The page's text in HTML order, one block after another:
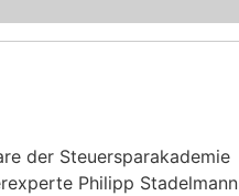
der Steuersparakademie
Philipp Stadelmann